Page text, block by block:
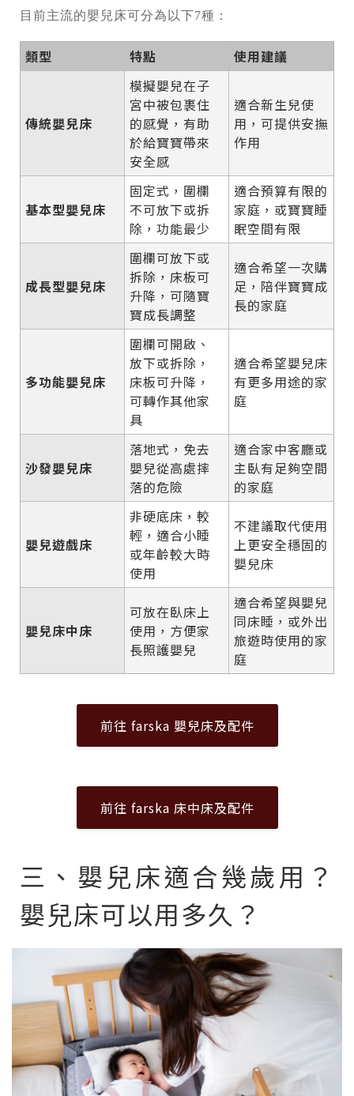
目前主流的嬰兒床可分為以下7種：
類型 特點 使用建議
傳統嬰兒床
模擬嬰兒在子
宮中被包裹住
的感覺，有助
於給寶寶帶來
安全感
適合新生兒使
用，可提供安撫
作用
基本型嬰兒床
固定式，圍欄
不可放下或拆
除，功能最少
適合預算有限的
家庭，或寶寶睡
眠空間有限
成長型嬰兒床
圍欄可放下或
拆除，床板可
升降，可隨寶
寶成長調整
適合希望一次購
足，陪伴寶寶成
長的家庭
多功能嬰兒床
圍欄可開啟、
放下或拆除，
床板可升降，
可轉作其他家
具
適合希望嬰兒床
有更多用途的家
庭
沙發嬰兒床
落地式，免去
嬰兒從高處摔
落的危險
適合家中客廳或
主臥有足夠空間
的家庭
嬰兒遊戲床
非硬底床，較
輕，適合小睡
或年齡較大時
使用
不建議取代使用
上更安全穩固的
嬰兒床
嬰兒床中床
可放在臥床上
使用，方便家
長照護嬰兒
適合希望與嬰兒
同床睡，或外出
旅遊時使用的家
庭
前往 farska 嬰兒床及配件
前往 farska 床中床及配件
三、嬰兒床適合幾歲用？
嬰兒床可以用多久？